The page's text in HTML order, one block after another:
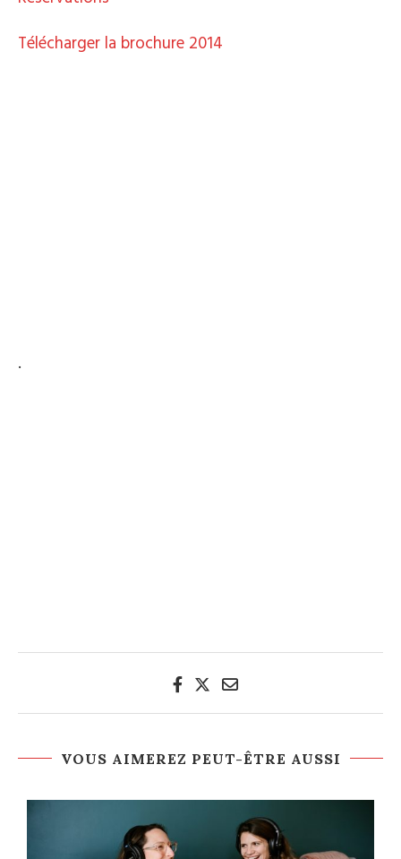
Télécharger la brochure 2014
.
VOUS AIMEREZ PEUT-ÊTRE AUSSI